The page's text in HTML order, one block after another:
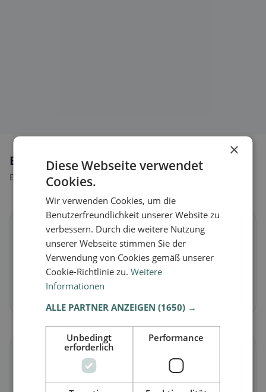
Ernährungsweisen in Hasliberg
Entdecke Restaurants passend zu deiner Ernährungsweise.
🌱
Veganin Hasliberg
Pflanzliche Gerichte & vegane Küche
Vegetarischin Hasliberg
×
Diese Webseite verwendet
Cookies.
Wir verwenden Cookies, um die
Benutzerfreundlichkeit unserer Website zu
verbessern. Durch die weitere Nutzung
unserer Webseite stimmen Sie der
Verwendung von Cookies gemäß unserer
Cookie-Richtlinie zu.Weitere
Informationen
ALLE PARTNER ANZEIGEN(1650) →
Unbedingt
erforderlich
Performance